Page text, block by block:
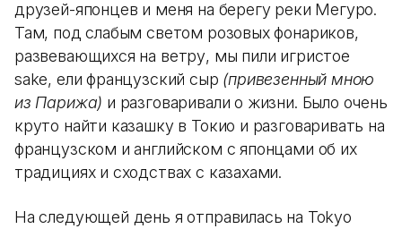
друзей-японцев и меня на берегу реки Мегуро.
Там, под слабым светом розовых фонариков,
развевающихся на ветру, мы пили игристое
sake, ели французский сыр (привезенный мною
из Парижа) и разговаривали о жизни. Было очень
круто найти казашку в Токио и разговаривать на
французском и английском с японцами об их
традициях и сходствах с казахами.
На следующей день я отправилась на Tokyo